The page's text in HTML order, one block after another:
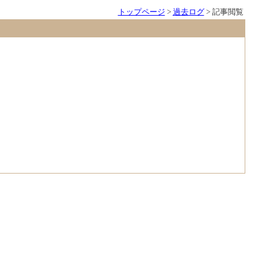
トップページ > 過去ログ> 記事閲覧